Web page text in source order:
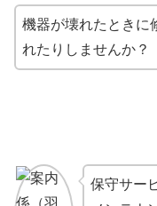
機器が壊れたときに
れたりしませんか？
保守サー